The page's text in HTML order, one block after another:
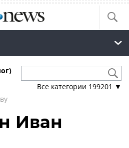
Все категории 199201 ▼
Иван